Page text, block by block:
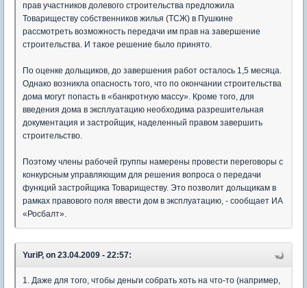
прав участников долевого строительства предложила
Товариществу собственников жилья (ТСЖ) в Пушкине
рассмотреть возможность передачи им прав на завершение
строительства. И такое решение было принято.
По оценке дольщиков, до завершения работ осталось 1,5 месяца.
Однако возникла опасность того, что по окончании строительства
дома могут попасть в «банкротную массу». Кроме того, для
введения дома в эксплуатацию необходима разрешительная
документация и застройщик, наделенный правом завершить
строительство.
Поэтому члены рабочей группы намерены провести переговоры с
конкурсным управляющим для решения вопроса о передачи
функций застройщика Товариществу. Это позволит дольщикам в
рамках правового поля ввести дом в эксплуатацию, - сообщает ИА
«Росбалт».
YuriP, on 23.04.2009 - 22:57:
1. Даже для того, чтобы деньги собрать хоть на что-то (например,